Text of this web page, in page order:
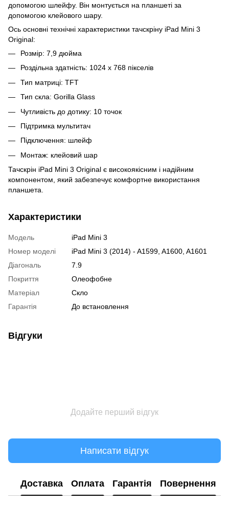
допомогою шлейфу. Він монтується на планшеті за
допомогою клейового шару.
Ось основні технічні характеристики тачскріну iPad Mini 3
Original:
Розмір: 7,9 дюйма
Роздільна здатність: 1024 x 768 пікселів
Тип матриці: TFT
Тип скла: Gorilla Glass
Чутливість до дотику: 10 точок
Підтримка мультитач
Підключення: шлейф
Монтаж: клейовий шар
Тачскрін iPad Mini 3 Original є високоякісним і надійним
компонентом, який забезпечує комфортне використання
планшета.
Характеристики
Модель
iPad Mini 3
Номер моделі
iPad Mini 3 (2014) - A1599, A1600, A1601
Діагональ
7.9
Покриття
Олеофобне
Матеріал
Скло
Гарантія
До встановлення
Відгуки
Додайте перший відгук
Написати відгук
Доставка Оплата Гарантія Повернення